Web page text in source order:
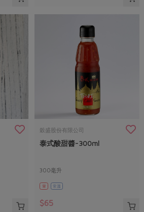
穀盛股份有限公司
泰式酸甜醬-300ml
300毫升
葷 常溫
$65